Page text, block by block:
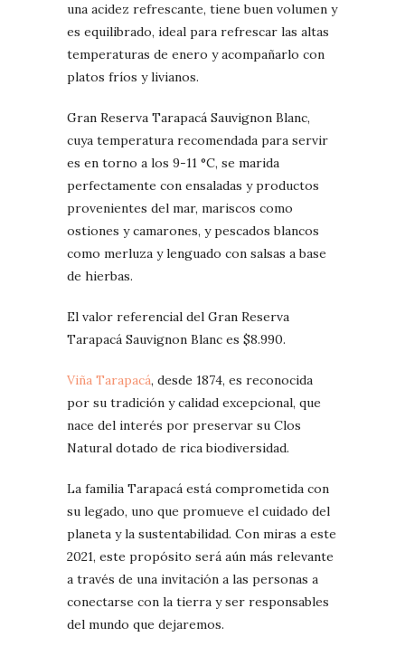
una acidez refrescante, tiene buen volumen y
es equilibrado, ideal para refrescar las altas
temperaturas de enero y acompañarlo con
platos fríos y livianos.
Gran Reserva Tarapacá Sauvignon Blanc,
cuya temperatura recomendada para servir
es en torno a los 9-11 °C, se marida
perfectamente con ensaladas y productos
provenientes del mar, mariscos como
ostiones y camarones, y pescados blancos
como merluza y lenguado con salsas a base
de hierbas.
El valor referencial del Gran Reserva
Tarapacá Sauvignon Blanc es $8.990.
Viña Tarapacá, desde 1874, es reconocida
por su tradición y calidad excepcional, que
nace del interés por preservar su Clos
Natural dotado de rica biodiversidad.
La familia Tarapacá está comprometida con
su legado, uno que promueve el cuidado del
planeta y la sustentabilidad. Con miras a este
2021, este propósito será aún más relevante
a través de una invitación a las personas a
conectarse con la tierra y ser responsables
del mundo que dejaremos.